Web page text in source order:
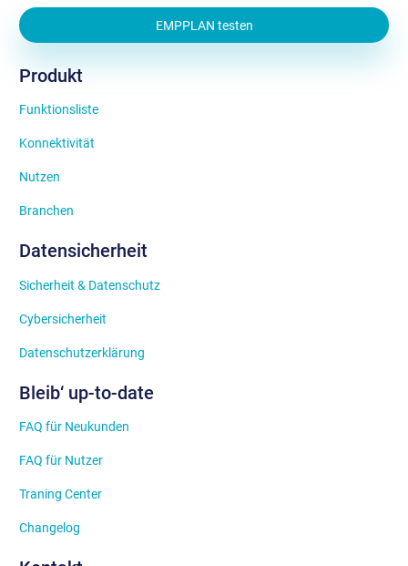
EMPPLAN testen
Produkt
Funktionsliste
Konnektivität
Nutzen
Branchen
Datensicherheit
Sicherheit & Datenschutz
Cybersicherheit
Datenschutzerklärung
Bleib‘ up-to-date
FAQ für Neukunden
FAQ für Nutzer
Traning Center
Changelog